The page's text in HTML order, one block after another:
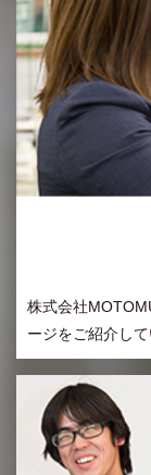
株式会社
ージをご紹介して